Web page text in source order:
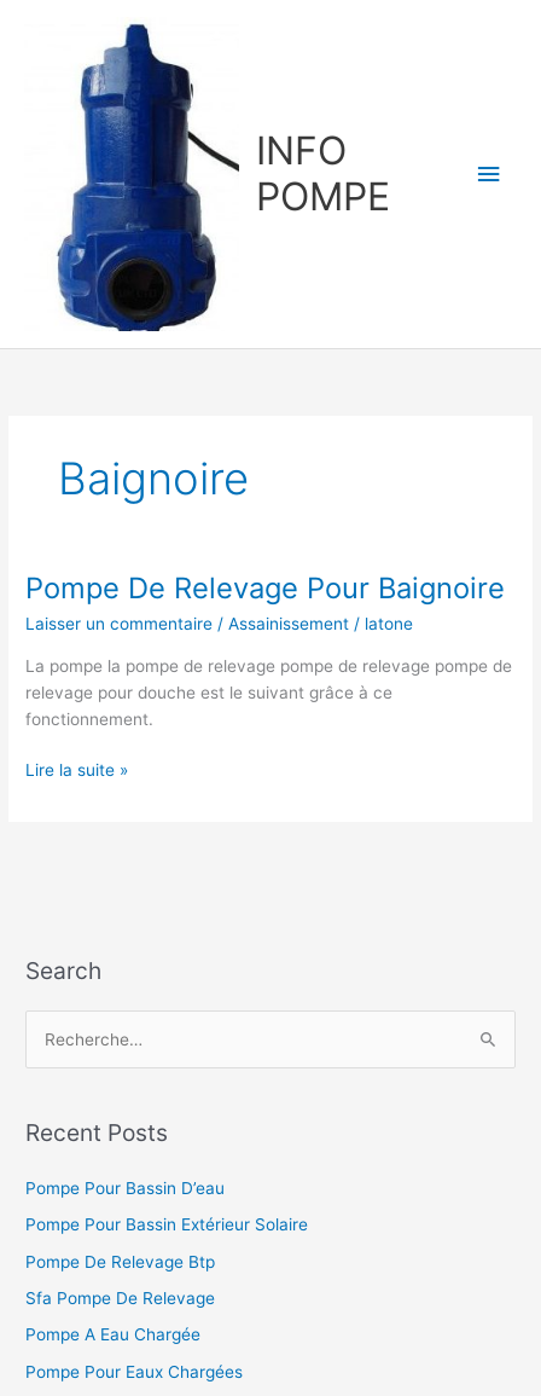
INFO
POMPE
Baignoire
Pompe De Relevage Pour Baignoire
Laisser un commentaire /Assainissement / latone
La pompe la pompe de relevage pompe de relevage pompe de
relevage pour douche est le suivant grâce à ce
fonctionnement.
Pompe
Lire la suite »
Search
h
r
c
h
:
Recent Posts
Pompe Pour Bassin D’eau
Pompe Pour Bassin Extérieur Solaire
Pompe De Relevage Btp
Sfa Pompe De Relevage
Pompe A Eau Chargée
Pompe Pour Eaux Chargées